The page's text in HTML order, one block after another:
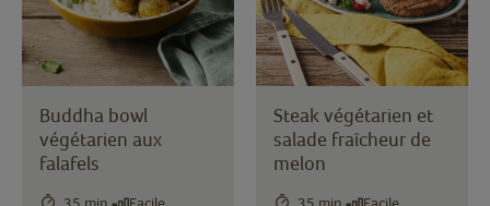
Buddha bowl
végétarien aux
falafels
Steak végétarien et
salade fraîcheur de
melon